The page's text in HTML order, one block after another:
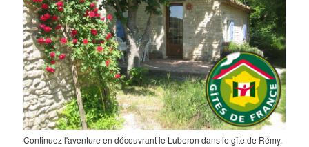
Continuez l'aventure en découvrant le Luberon dans le gîte de Rémy.